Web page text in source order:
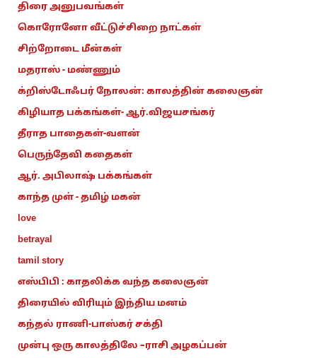
திரை அனுபவங்கள்
கொரோனோ வீட்டுச்சிறை நாட்கள்
சிற்றோடை மீன்கள்
மதராஸ் - மண்ணும்
க்றிஸ்டோஃபர் நோலன்: காலத்தின் கலைஞன்
கிழியாத பக்கங்கள்- ஆர்.விஜயசங்கர்
தீராத பாதைகள்-வளன்
பெருந்தேவி கதைகள்
ஆர். அபிலாஷ் பக்கங்கள்
காந்த முள் - தமிழ் மகன்
love
betrayal
tamil story
எஸ்பிபி : காதலிக்க வந்த கலைஞன்
திரையில் விரியும் இந்திய மனம்
கந்தல் ராணி-பாஸ்கர் சக்தி
முன்பு ஒரு காலத்திலே –ராசி அழகப்பன்